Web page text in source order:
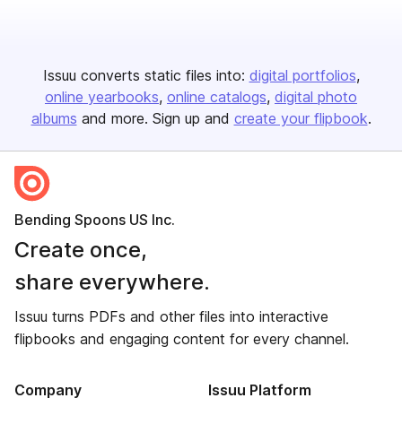
Issuu converts static files into: digital portfolios
online yearbooks online catalogs digital photo
albums and more. Sign up and create your flipbook.
Bending Spoons US Inc.
Create once,
share everywhere.
Issuu turns PDFs and other files into interactive
flipbooks and engaging content for every channel.
Company Issuu Platform